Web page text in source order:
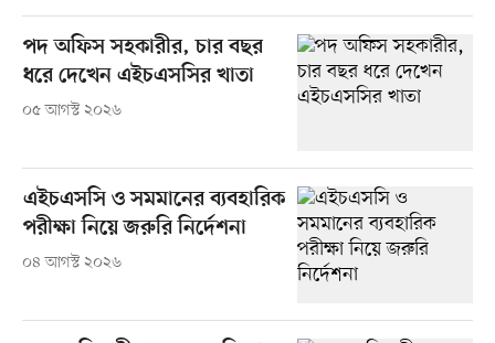
পদ অফিস সহকারীর, চার বছর
ধরে দেখেন এইচএসসির খাতা
০৫ আগস্ট ২০২৬
এইচএসসি ও সমমানের ব্যবহারিক
পরীক্ষা নিয়ে জরুরি নির্দেশনা
০৪ আগস্ট ২০২৬